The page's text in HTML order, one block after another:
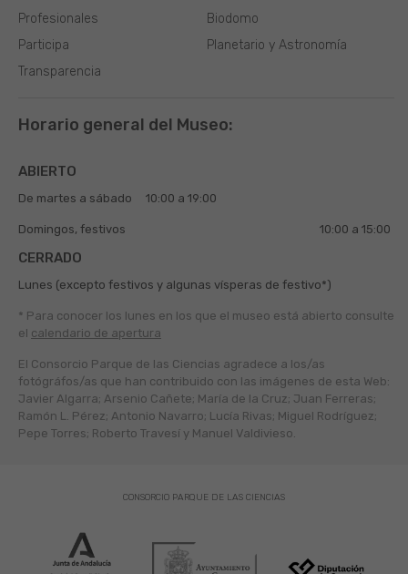
Biodomo
Planetario y Astronomía
Profesionales
Participa
Transparencia
Horario general del Museo:
ABIERTO
De martes a sábado 10:00 a 19:00
Domingos, festivos 10:00 a 15:00
CERRADO
Lunes (excepto festivos y algunas vísperas de festivo*)
* Para conocer los lunes en los que el museo está abierto consulte
el calendario de apertura
El Consorcio Parque de las Ciencias agradece a los/as
fotógráfos/as que han contribuido con las imágenes de esta Web:
Javier Algarra; Arsenio Cañete; María de la Cruz; Juan Ferreras;
Ramón L. Pérez; Antonio Navarro; Lucía Rivas; Miguel Rodríguez;
Pepe Torres; Roberto Travesí y Manuel Valdivieso.
CONSORCIO PARQUE DE LAS CIENCIAS